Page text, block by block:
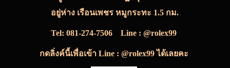
อยู่ห่าง เรือนเพชร หมูกระทะ 1.5 กม.
Tel:081-274-7506 Line : @rolex99
กดลิ่งค์นี้เพื่อเข้า Line : @rolex99 ได้เลยคะ